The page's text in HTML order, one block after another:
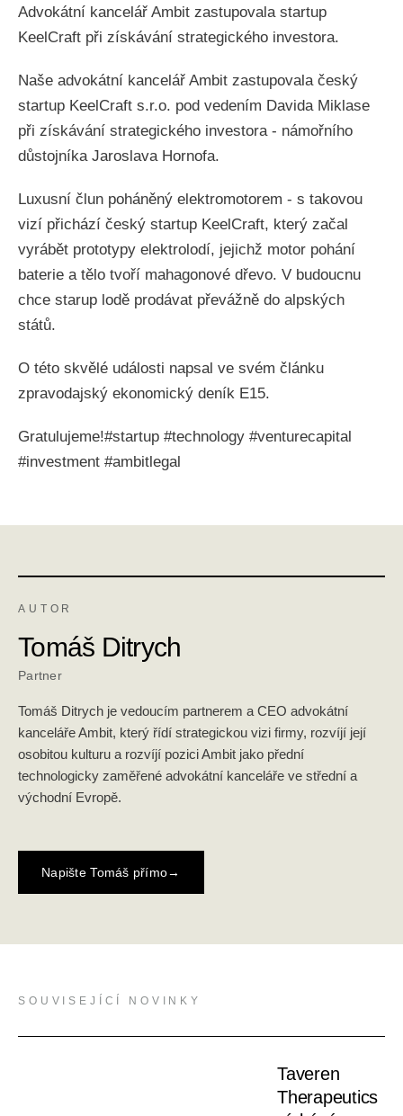
Advokátní kancelář Ambit zastupovala startup
KeelCraft při získávání strategického investora.
Naše advokátní kancelář Ambit zastupovala český
startup KeelCraft s.r.o. pod vedením Davida Miklase
při získávání strategického investora - námořního
důstojníka Jaroslava Hornofa.
Luxusní člun poháněný elektromotorem - s takovou
vizí přichází český startup KeelCraft, který začal
vyrábět prototypy elektrolodí, jejichž motor pohání
baterie a tělo tvoří mahagonové dřevo. V budoucnu
chce starup lodě prodávat převážně do alpských
států.
O této skvělé události napsal ve svém článku
zpravodajský ekonomický deník E15.
Gratulujeme!#startup #technology #venturecapital
#investment #ambitlegal
AUTOR
Tomáš Ditrych
Partner
Tomáš Ditrych je vedoucím partnerem a CEO advokátní
kanceláře Ambit, který řídí strategickou vizi firmy, rozvíjí její
osobitou kulturu a rozvíjí pozici Ambit jako přední
technologicky zaměřené advokátní kanceláře ve střední a
východní Evropě.
Napište Tomáš přímo→
SOUVISEJÍCÍ NOVINKY
Taveren
Therapeutics